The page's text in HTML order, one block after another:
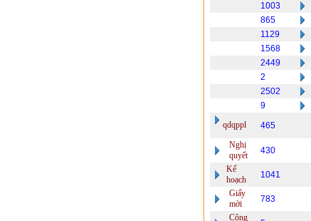
1003
865
1129
1568
2449
2
2502
9
qdqppl
465
Nghị
quyết
430
Kế
hoạch
1041
Giấy
mời
783
Công